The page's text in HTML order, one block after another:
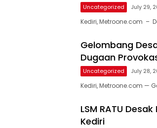
Uncategorized July 29,
Kediri, Metroone.com –
Gelombang
Dugaan
Uncategorized July 28,
Kediri, Metroone.com —
LSM RATU
Kediri